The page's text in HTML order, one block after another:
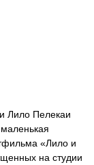
Лило Пелекаи
«Лило и
на студии